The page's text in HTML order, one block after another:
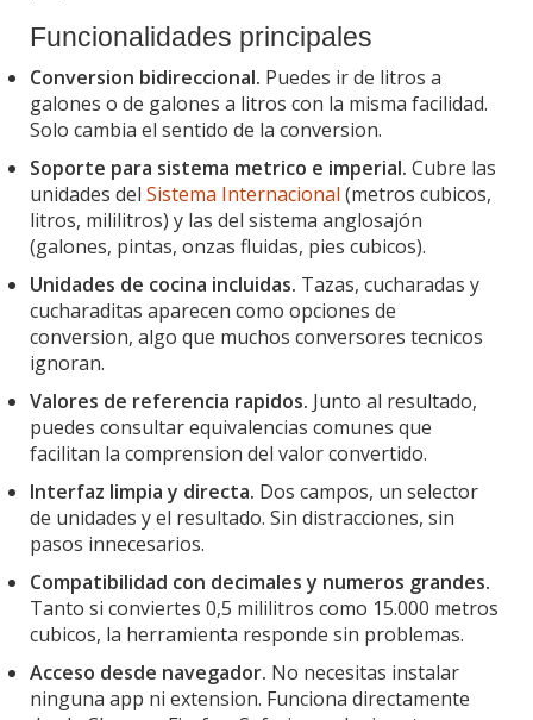
Funcionalidades principales
Conversion bidireccional. Puedes ir de litros a
galones o de galones a litros con la misma facilidad.
Solo cambia el sentido de la conversion.
Soporte para sistema metrico e imperial. Cubre las
unidades del Sistema Internacional (metros cubicos,
litros, mililitros) y las del sistema anglosajón
(galones, pintas, onzas fluidas, pies cubicos).
Unidades de cocina incluidas. Tazas, cucharadas y
cucharaditas aparecen como opciones de
conversion, algo que muchos conversores tecnicos
ignoran.
Valores de referencia rapidos. Junto al resultado,
puedes consultar equivalencias comunes que
facilitan la comprension del valor convertido.
Interfaz limpia y directa. Dos campos, un selector
de unidades y el resultado. Sin distracciones, sin
pasos innecesarios.
Compatibilidad con decimales y numeros grandes.
Tanto si conviertes 0,5 mililitros como 15.000 metros
cubicos, la herramienta responde sin problemas.
Acceso desde navegador. No necesitas instalar
ninguna app ni extension. Funciona directamente